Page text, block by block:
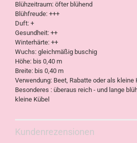
Blühzeitraum: öfter blühend
Blühfreude: +++
Duft: +
Gesundheit: ++
Winterhärte: ++
Wuchs: gleichmäßig buschig
Höhe: bis 0,40 m
Breite: bis 0,40 m
Verwendung: Beet, Rabatte oder als kleine
Besonderes : überaus reich - und lange
kleine Kübel
Kundenrezensionen